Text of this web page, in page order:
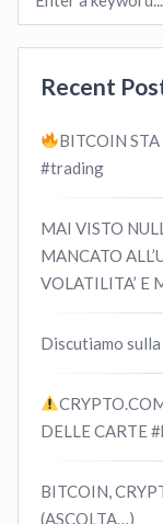
Recent
BITCOIN
#trading
MAI VISTO
MANCATO
VOLATILITA’ E
Discutiamo
DELLE CARTE
BITCOIN,
(ASCOLTA…)